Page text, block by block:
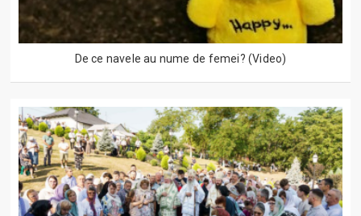
De ce navele au nume de femei? (Video)